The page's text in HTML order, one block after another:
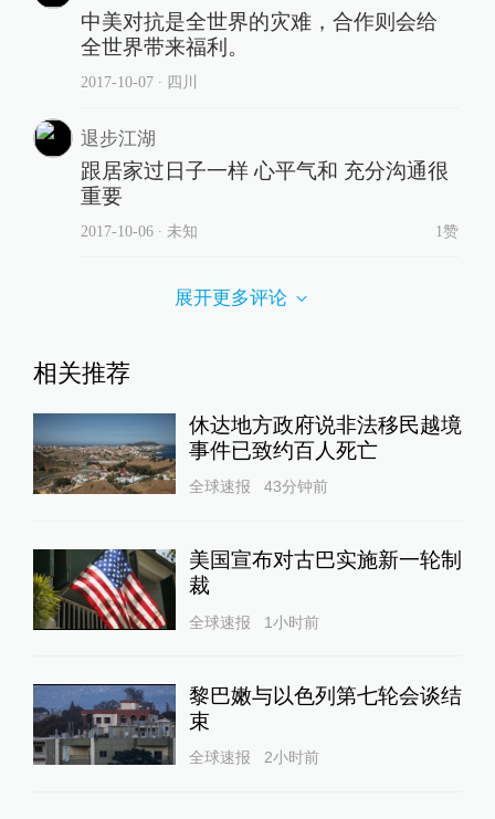
中美对抗是全世界的灾难，合作则会给
全世界带来福利。
2017-10-07∙ 四川
退步江湖
跟居家过日子一样 心平气和 充分沟通很
重要
2017-10-06∙ 未知 1赞
展开更多评论
相关推荐
休达地方政府说非法移民越境
事件已致约百人死亡
全球速报 43分钟前
美国宣布对古巴实施新一轮制
裁
全球速报 1小时前
黎巴嫩与以色列第七轮会谈结
束
全球速报 2小时前